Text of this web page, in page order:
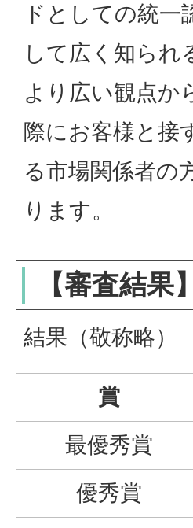
ドとしての統
して広く知られ
より広い観点か
際にお客様と接
る市場関係者の
ります。
【審査結果】
結果（敬称略）
賞
最優秀賞
優秀賞